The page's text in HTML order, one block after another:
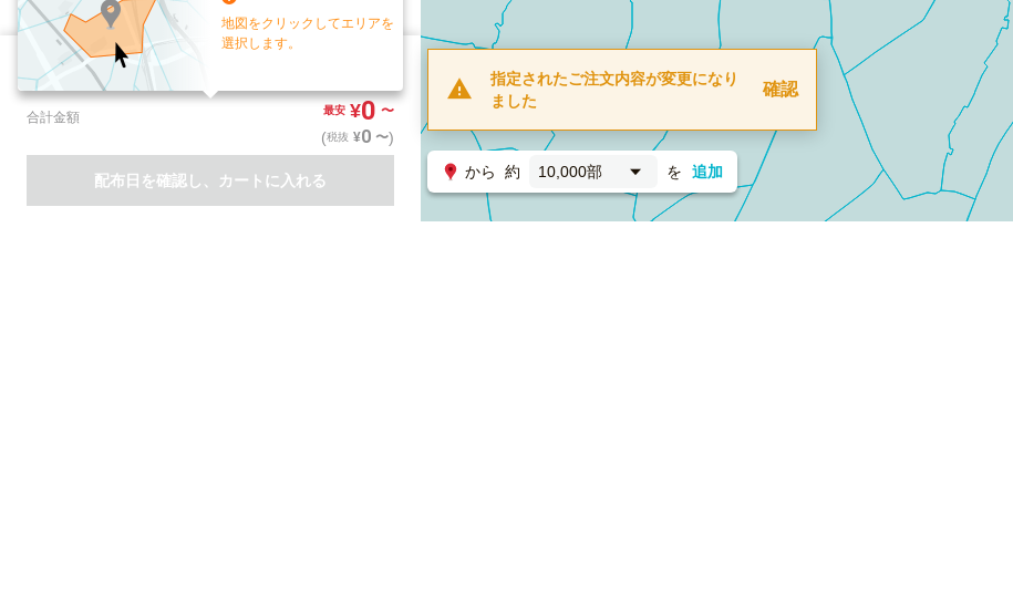
地図をクリックしてエリアを
選択します。
配布部数
お手元送付
合計金額 最安 ¥0 〜
(税抜 ¥0 〜)
配布日を確認し、カートに入れる
指定されたご注文内容が変更になり
ました
確認
から 約 10,000部 を 追加